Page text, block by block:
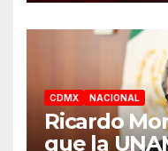
CDMX NACIONAL
Ricardo
que la